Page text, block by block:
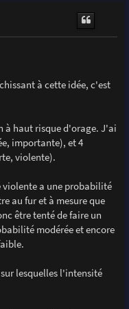
à cette idée, c'est
à haut risque d'orage. J'ai
importante), et 4
violente).
a une probabilité
au fur et à mesure que
être tenté de faire un
modérée et encore
lesquelles l'intensité